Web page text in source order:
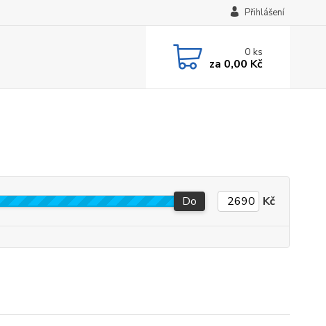
Přihlášení
0ks
za 0,00 Kč
Do Kč